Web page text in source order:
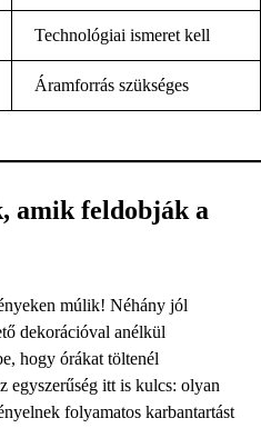
Technológiai ismeret kell
Áramforrás szükséges
amik feldobják a
múlik! Néhány jól
dekorációval anélkül
hogy órákat töltenél
egyszerűség itt is kulcs: olyan
folyamatos karbantartást